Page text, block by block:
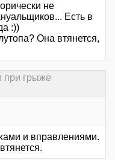
не
Есть в
:))
Она втянется,
при грыже
и вправлениями.